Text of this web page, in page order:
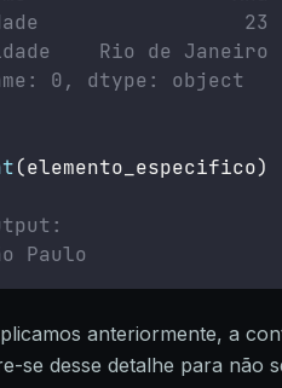
23
Rio de Janeiro
0, dtype: object
(elemento_especifico)
Paulo
anteriormente, a
se desse detalhe para não